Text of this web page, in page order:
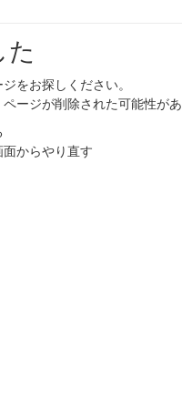
た
をお探しください。
ージが削除された可能性が
からやり直す